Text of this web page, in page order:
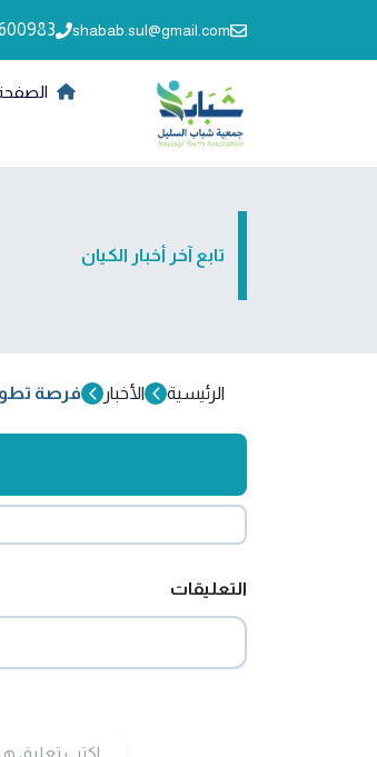
shabab.sul@gmail.com
تابع آخر أخبار الكيان
الرئيسية الأخبار فرصة تطوعية
التعليقات